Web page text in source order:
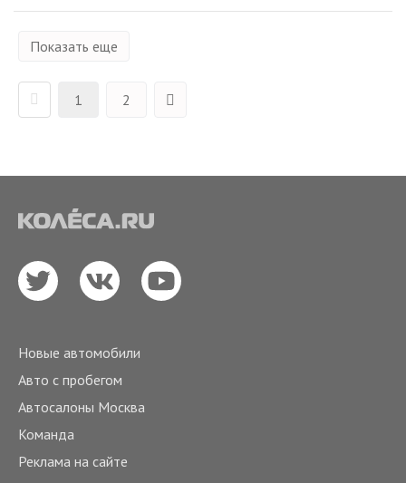
Показать еще
1 2
Новые автомобили
Авто с пробегом
Автосалоны Москва
Команда
Реклама на сайте